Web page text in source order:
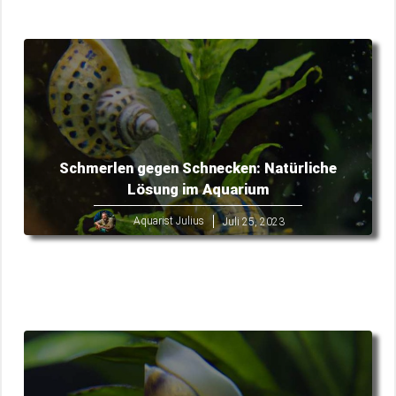
Schmerlen gegen Schnecken: Natürliche
Lösung im Aquarium
Aquarist Julius Juli 25, 2023